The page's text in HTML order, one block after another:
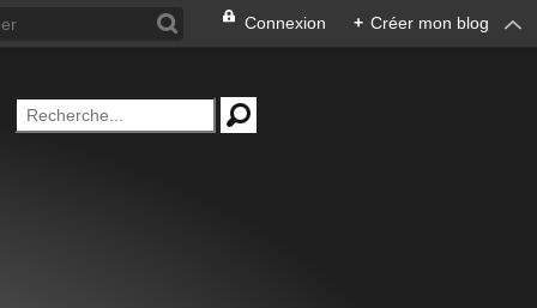
Connexion + Créer mon blog